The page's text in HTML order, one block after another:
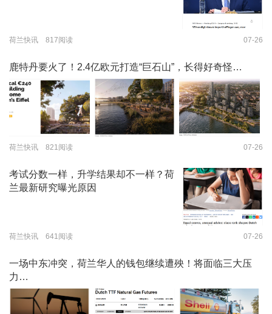
荷兰快讯 817阅读 07-26
鹿特丹要火了！2.4亿欧元打造“巨石山”，长得好奇怪…
荷兰快讯 821阅读 07-26
考试分数一样，升学结果却不一样？荷
兰最新研究曝光原因
荷兰快讯 641阅读 07-26
一场中东冲突，荷兰华人的钱包继续遭殃！将面临三大压
力…